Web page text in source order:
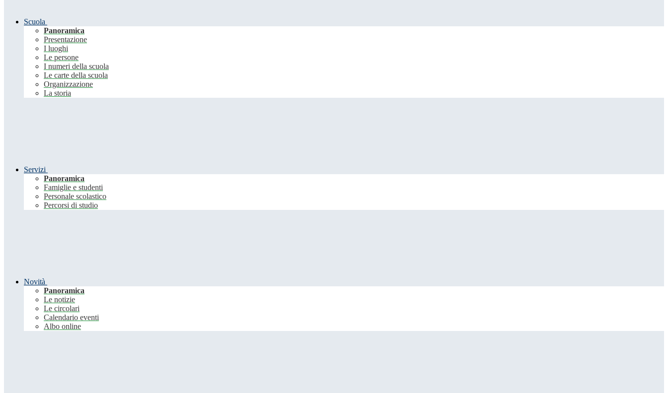
Scuola
Panoramica
Presentazione
I luoghi
Le persone
I numeri della scuola
Le carte della scuola
Organizzazione
La storia
Servizi
Panoramica
Famiglie e studenti
Personale scolastico
Percorsi di studio
Novità
Panoramica
Le notizie
Le circolari
Calendario eventi
Albo online